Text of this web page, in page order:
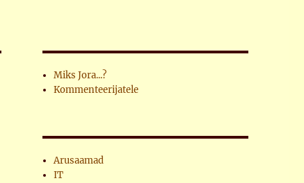
Miks Jora...?
Kommenteerijatele
Arusaamad
IT